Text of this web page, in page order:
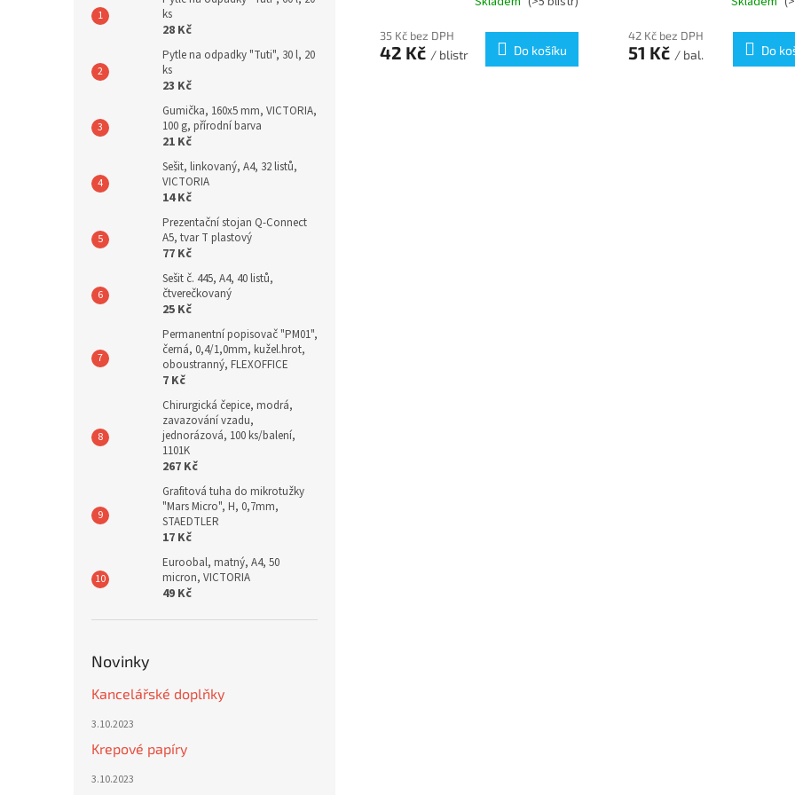
ks
28 Kč
Pytle na odpadky "Tuti", 30 l, 20
ks
23 Kč
Gumička, 160x5 mm, VICTORIA,
100 g, přírodní barva
21 Kč
Sešit, linkovaný, A4, 32 listů,
VICTORIA
14 Kč
Prezentační stojan Q-Connect
A5, tvar T plastový
77 Kč
Sešit č. 445, A4, 40 listů,
čtverečkovaný
25 Kč
Permanentní popisovač "PM01",
černá, 0,4/1,0mm, kužel.hrot,
oboustranný, FLEXOFFICE
7 Kč
Chirurgická čepice, modrá,
zavazování vzadu,
jednorázová, 100 ks/balení,
1101K
267 Kč
Grafitová tuha do mikrotužky
"Mars Micro", H, 0,7mm,
STAEDTLER
17 Kč
Euroobal, matný, A4, 50
micron, VICTORIA
49 Kč
Novinky
Kancelářské doplňky
3.10.2023
Krepové papíry
3.10.2023
35 Kč bez DPH
42 Kč / blistr Do košíku
42 Kč bez DPH
51 Kč / bal. Do